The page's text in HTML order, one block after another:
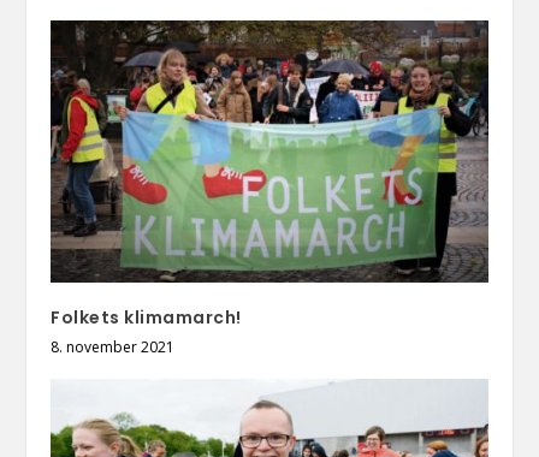
Folkets klimamarch!
8. november 2021